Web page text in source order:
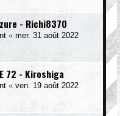
- Richi8370
« mer. 31 août 2022
72 - Kiroshiga
« ven. 19 août 2022